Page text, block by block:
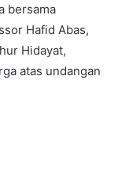
bersama
Hafid Abas,
Hidayat,
atas undangan